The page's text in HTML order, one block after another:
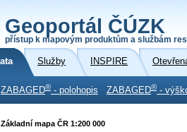
Geoportál ČÚZK
přístup k mapovým produktům a službám
Služby INSPIRE
ZABAGED® - polohopis ZABAGED® -
mapa ČR 1:200 000